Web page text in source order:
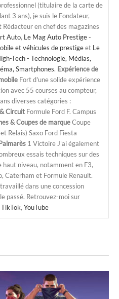
(titulaire de la carte de
3 ans), je suis le Fondateur,
en chef des magazines
Auto, Le Mag Auto Prestige -
et véhicules de prestigeet Le
Tech - Technologie, Médias,
Smartphones. Expérience de
Fort d'une solide expérience
avec 55 courses au compteur,
diverses catégories :
Circuit Formule Ford F. Campus
& Coupes de marqueCoupe
Relais) Saxo Ford Fiesta
1 Victoire J'ai également
essais techniques sur des
haut niveau, notamment en F3,
Caterham et Formule Renault.
dans une concession
passé. Retrouvez-moi sur
TikTok, YouTube